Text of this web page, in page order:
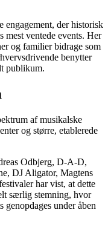
engagement, der historisk
mest ventede events. Her
og familier bidrage som
benytter
publikum.
af musikalske
og større, etablerede
Odbjerg, D-A-D,
DJ Aligator, Magtens
har vist, at dette
særlig stemning, hvor
genopdages under åben